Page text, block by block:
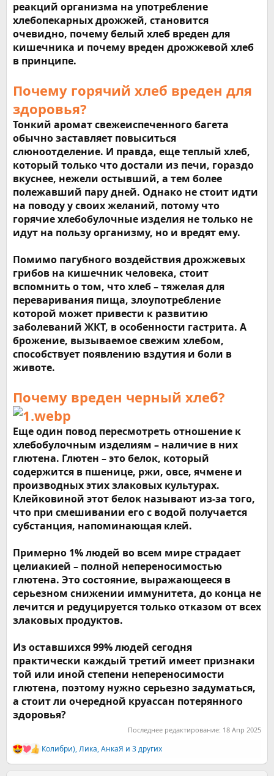
реакций организма на употребление
хлебопекарных дрожжей, становится
очевидно, почему белый хлеб вреден для
кишечника и почему вреден дрожжевой хлеб
в принципе.
Почему горячий хлеб вреден для
здоровья?
Тонкий аромат свежеиспеченного багета
обычно заставляет повыситься
слюноотделение. И правда, еще теплый хлеб,
который только что достали из печи, гораздо
вкуснее, нежели остывший, а тем более
полежавший пару дней. Однако не стоит идти
на поводу у своих желаний, потому что
горячие хлебобулочные изделия не только не
идут на пользу организму, но и вредят ему.
Помимо пагубного воздействия дрожжевых
грибов на кишечник человека, стоит
вспомнить о том, что хлеб – тяжелая для
переваривания пища, злоупотребление
которой может привести к развитию
заболеваний ЖКТ, в особенности гастрита. А
брожение, вызываемое свежим хлебом,
способствует появлению вздутия и боли в
животе.
Почему вреден черный хлеб?
Еще один повод пересмотреть отношение к
хлебобулочным изделиям – наличие в них
глютена. Глютен – это белок, который
содержится в пшенице, ржи, овсе, ячмене и
производных этих злаковых культурах.
Клейковиной этот белок называют из-за того,
что при смешивании его с водой получается
субстанция, напоминающая клей.
Примерно 1% людей во всем мире страдает
целиакией – полной непереносимостью
глютена. Это состояние, выражающееся в
серьезном снижении иммунитета, до конца не
лечится и редуцируется только отказом от всех
злаковых продуктов.
Из оставшихся 99% людей сегодня
практически каждый третий имеет признаки
той или иной степени непереносимости
глютена, поэтому нужно серьезно задуматься,
а стоит ли очередной круассан потерянного
здоровья?
Последнее редактирование: 18 Апр 2025
Р
е
Колибри),Ликa,АнкаЯ и 3 других